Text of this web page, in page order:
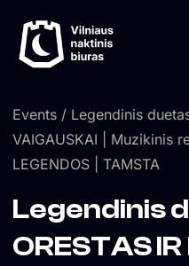
content
Events / Legendinis
VAIGAUSKAI | Muzikinis
LEGENDOS | TAMSTA
Legendinis
ORESTAS